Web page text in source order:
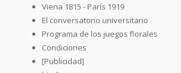
Viena 1815 - París 1919
El conversatorio universitario
Programa de los juegos florales
Condiciones
[Publicidad]